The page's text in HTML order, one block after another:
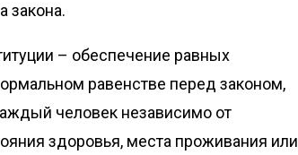
закона.
– обеспечение равных
равенстве перед законом,
человек независимо от
здоровья, места проживания или